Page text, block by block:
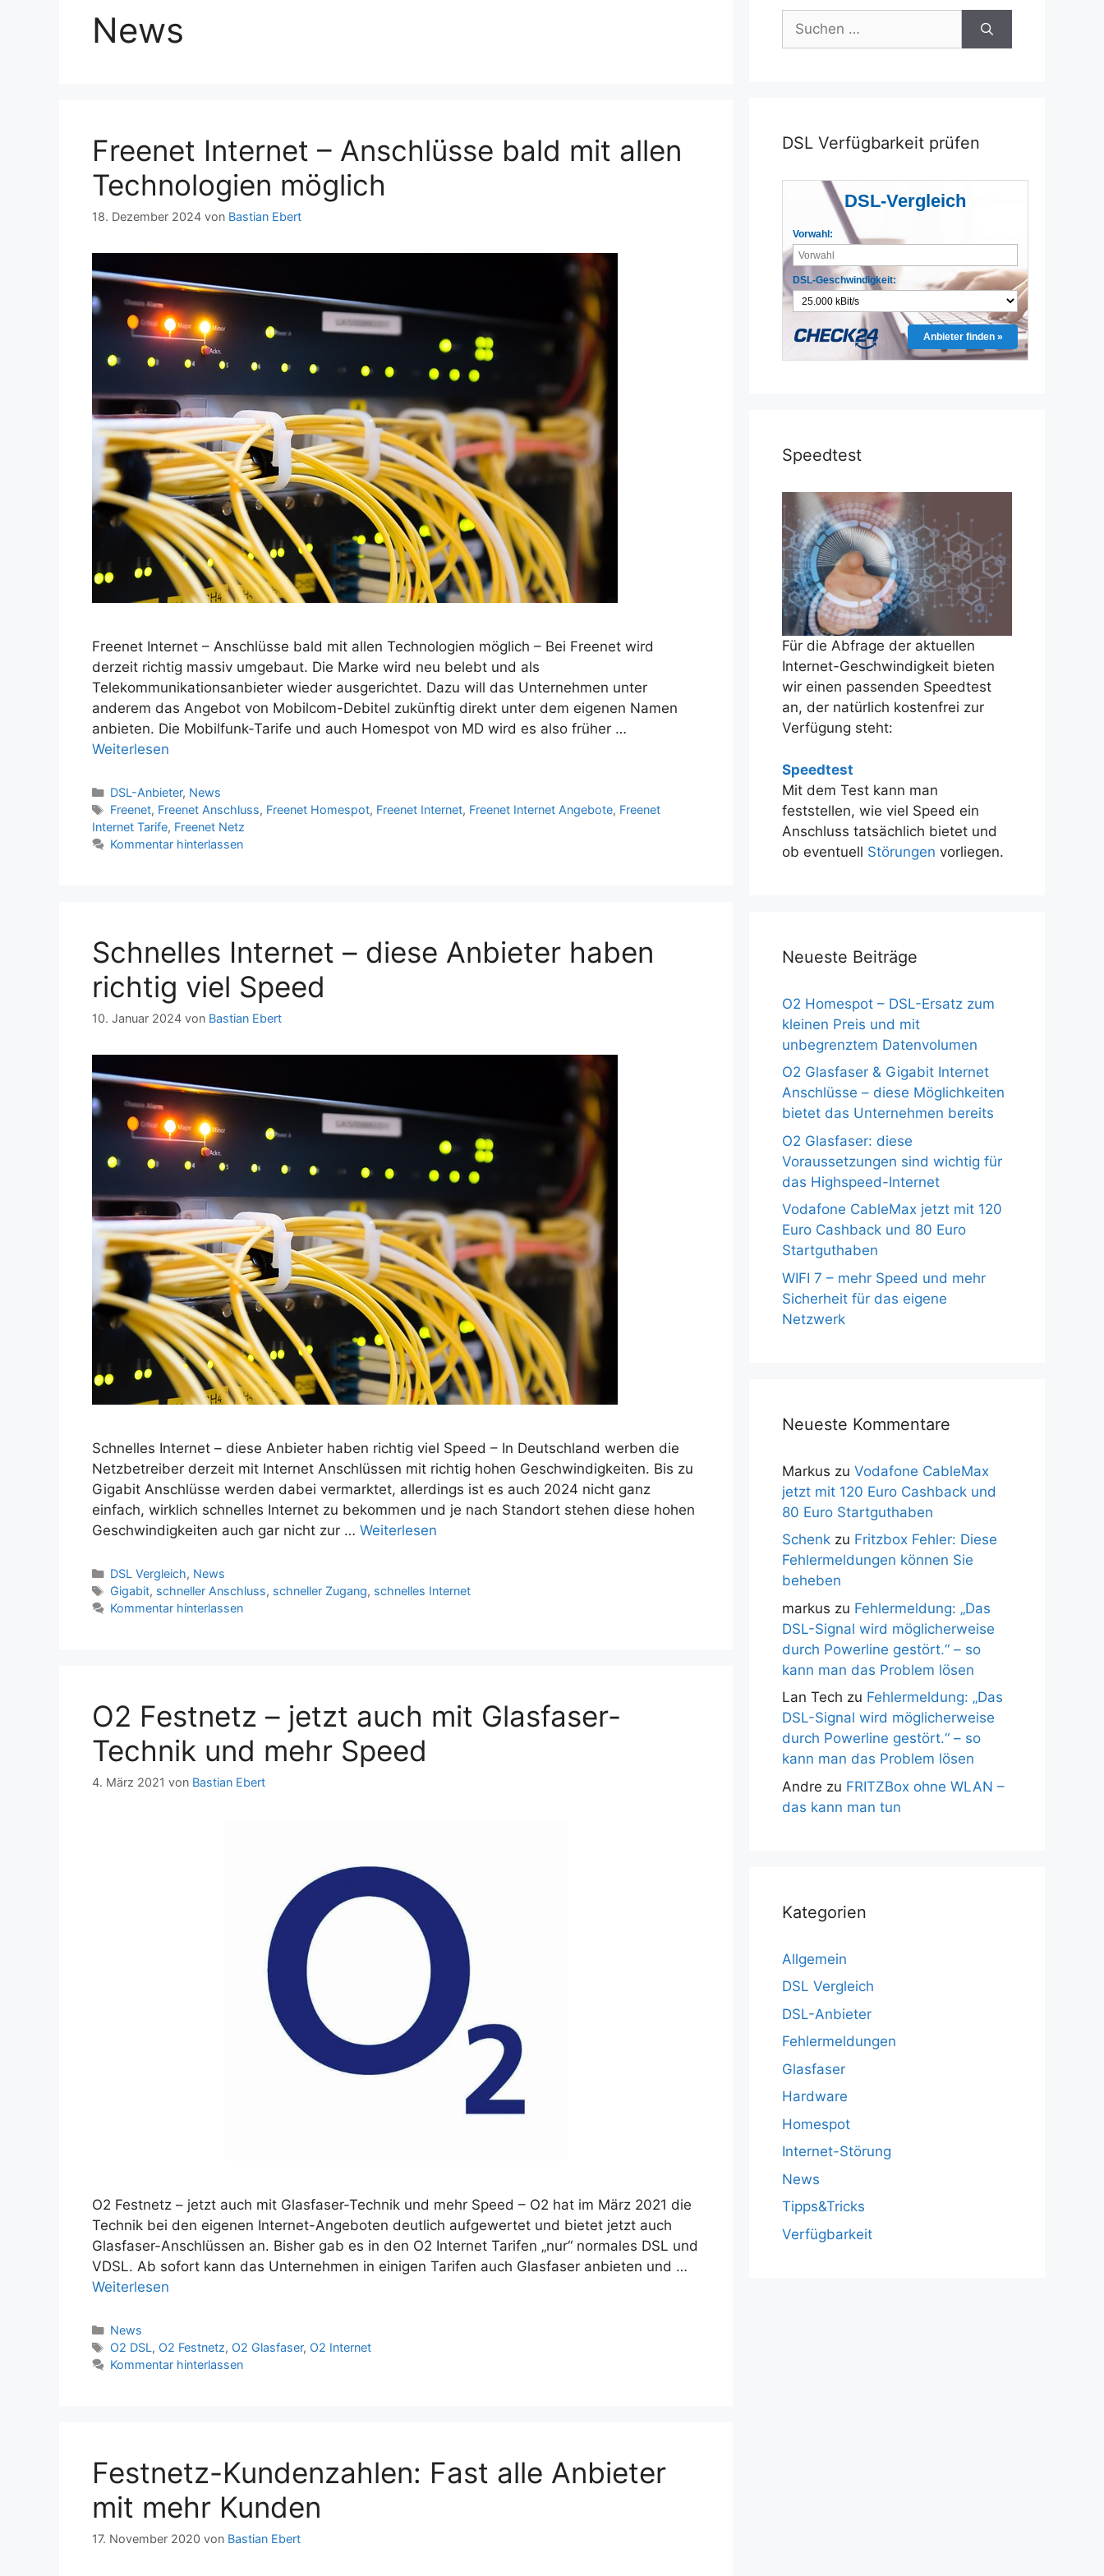
News
Freenet Internet – Anschlüsse bald mit allen
Technologien möglich
18. Dezember 2024 von Bastian Ebert
Freenet Internet – Anschlüsse bald mit allen Technologien möglich – Bei Freenet wird
derzeit richtig massiv umgebaut. Die Marke wird neu belebt und als
Telekommunikationsanbieter wieder ausgerichtet. Dazu will das Unternehmen unter
anderem das Angebot von Mobilcom-Debitel zukünftig direkt unter dem eigenen Namen
anbieten. Die Mobilfunk-Tarife und auch Homespot von MD wird es also früher …
Weiterlesen
Kategorien
DSL-Anbieter, News
Schlagwörter
Freenet, Freenet Anschluss, Freenet Homespot, Freenet Internet, Freenet Internet Angebote, Freenet
Internet Tarife, Freenet Netz
Kommentar hinterlassen
Schnelles Internet – diese Anbieter haben
richtig viel Speed
10. Januar 2024 von Bastian Ebert
Schnelles Internet – diese Anbieter haben richtig viel Speed – In Deutschland werben die
Netzbetreiber derzeit mit Internet Anschlüssen mit richtig hohen Geschwindigkeiten. Bis zu
Gigabit Anschlüsse werden dabei vermarktet, allerdings ist es auch 2024 nicht ganz
einfach, wirklich schnelles Internet zu bekommen und je nach Standort stehen diese hohen
Geschwindigkeiten auch gar nicht zur … Weiterlesen
Kategorien
DSL Vergleich, News
Schlagwörter
Gigabit, schneller Anschluss, schneller Zugang, schnelles Internet
Kommentar hinterlassen
O2 Festnetz – jetzt auch mit Glasfaser-
Technik und mehr Speed
4. März 2021 von Bastian Ebert
O2 Festnetz – jetzt auch mit Glasfaser-Technik und mehr Speed – O2 hat im März 2021 die
Technik bei den eigenen Internet-Angeboten deutlich aufgewertet und bietet jetzt auch
Glasfaser-Anschlüssen an. Bisher gab es in den O2 Internet Tarifen „nur“ normales DSL und
VDSL. Ab sofort kann das Unternehmen in einigen Tarifen auch Glasfaser anbieten und …
Weiterlesen
Kategorien
News
Schlagwörter
O2 DSL, O2 Festnetz, O2 Glasfaser, O2 Internet
Kommentar hinterlassen
Festnetz-Kundenzahlen: Fast alle Anbieter
mit mehr Kunden
17. November 2020 von Bastian Ebert
Suchen
nach:
DSL Verfügbarkeit prüfen
DSL-Vergleich
Vorwahl:
DSL-Geschwindigkeit:
Anbieter finden »
Speedtest
Für die Abfrage der aktuellen
Internet-Geschwindigkeit bieten
wir einen passenden Speedtest
an, der natürlich kostenfrei zur
Verfügung steht:
Speedtest
Mit dem Test kann man
feststellen, wie viel Speed ein
Anschluss tatsächlich bietet und
ob eventuell Störungen vorliegen.
Neueste Beiträge
O2 Homespot – DSL-Ersatz zum
kleinen Preis und mit
unbegrenztem Datenvolumen
O2 Glasfaser & Gigabit Internet
Anschlüsse – diese Möglichkeiten
bietet das Unternehmen bereits
O2 Glasfaser: diese
Voraussetzungen sind wichtig für
das Highspeed-Internet
Vodafone CableMax jetzt mit 120
Euro Cashback und 80 Euro
Startguthaben
WIFI 7 – mehr Speed und mehr
Sicherheit für das eigene
Netzwerk
Neueste Kommentare
Markus zu Vodafone CableMax
jetzt mit 120 Euro Cashback und
80 Euro Startguthaben
Schenk zu Fritzbox Fehler: Diese
Fehlermeldungen können Sie
beheben
markus zu Fehlermeldung: „Das
DSL-Signal wird möglicherweise
durch Powerline gestört.“ – so
kann man das Problem lösen
Lan Tech zu Fehlermeldung: „Das
DSL-Signal wird möglicherweise
durch Powerline gestört.“ – so
kann man das Problem lösen
Andre zu FRITZBox ohne WLAN –
das kann man tun
Kategorien
Allgemein
DSL Vergleich
DSL-Anbieter
Fehlermeldungen
Glasfaser
Hardware
Homespot
Internet-Störung
News
Tipps&Tricks
Verfügbarkeit